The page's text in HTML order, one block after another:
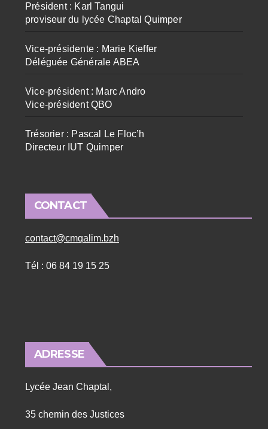
Président : Karl Tangui
proviseur du lycée Chaptal Quimper
Vice-présidente : Marie Kieffer
Déléguée Générale ABEA
Vice-président : Marc Andro
Vice-président QBO
Trésorier : Pascal Le Floc’h
Directeur IUT Quimper
CONTACT
contact@cmqalim.bzh
Tél : 06 84 19 15 25
ADRESSE
Lycée Jean Chaptal,
35 chemin des Justices